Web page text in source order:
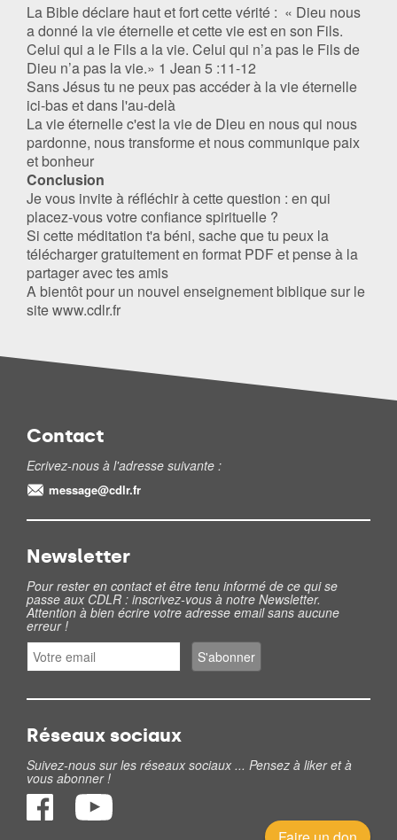
La Bible déclare haut et fort cette vérité : « Dieu nous
a donné la vie éternelle et cette vie est en son Fils.
Celui qui a le Fils a la vie. Celui qui n’a pas le Fils de
Dieu n’a pas la vie.» 1 Jean 5 :11-12
Sans Jésus tu ne peux pas accéder à la vie éternelle
ici-bas et dans l'au-delà
La vie éternelle c'est la vie de Dieu en nous qui nous
pardonne, nous transforme et nous communique paix
et bonheur
Conclusion
Je vous invite à réfléchir à cette question : en qui
placez-vous votre confiance spirituelle ?
Si cette méditation t'a béni, sache que tu peux la
télécharger gratuitement en format PDF et pense à la
partager avec tes amis
A bientôt pour un nouvel enseignement biblique sur le
site www.cdlr.fr
Contact
Ecrivez-nous à l'adresse suivante :
message@cdlr.fr
Newsletter
Pour rester en contact et être tenu informé de ce qui se
passe aux CDLR : inscrivez-vous à notre Newsletter.
Attention à bien écrire votre adresse email sans aucune
erreur !
Réseaux sociaux
Suivez-nous sur les réseaux sociaux ... Pensez à liker et à
vous abonner !